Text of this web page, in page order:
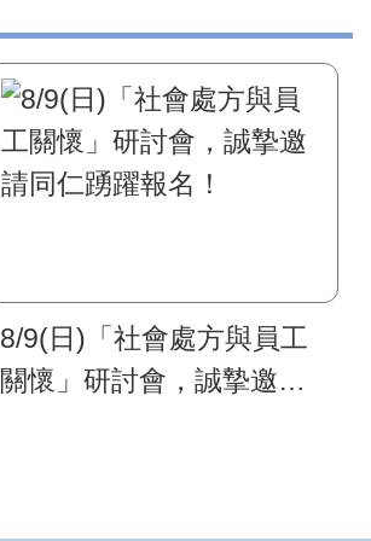
8/9(日)「社會處方與員工
關懷」研討會，誠摯邀請